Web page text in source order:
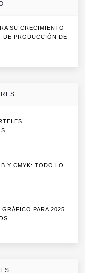
SU CRECIMIENTO
DE PRODUCCIÓN DE
Y CMYK: TODO LO
PARA 2025